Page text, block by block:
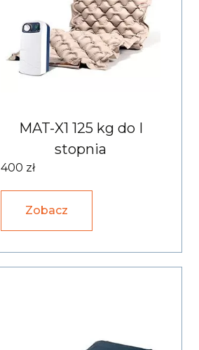
MAT-X1 125 kg do I
stopnia
400 zł
Zobacz